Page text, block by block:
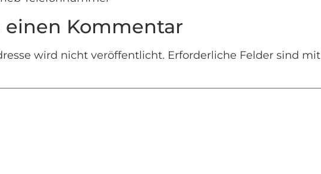
einen Kommentar
wird nicht veröffentlicht. Erforderliche Felder sind mit